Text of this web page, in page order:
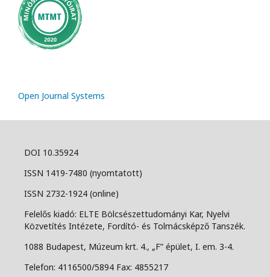
Open Journal Systems
DOI 10.35924
ISSN 1419-7480 (nyomtatott)
ISSN 2732-1924 (online)
Felelős kiadó: ELTE Bölcsészettudományi Kar, Nyelvi
Közvetítés Intézete, Fordító- és Tolmácsképző Tanszék.
1088 Budapest, Múzeum krt. 4., „F” épület, I. em. 3-4.
Telefon: 4116500/5894 Fax: 4855217